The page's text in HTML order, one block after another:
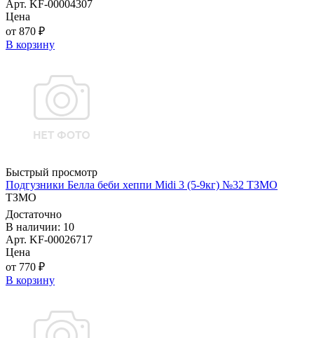
Арт. KF-00004307
Цена
от 870 ₽
В корзину
Быстрый просмотр
Подгузники Белла беби хеппи Midi 3 (5-9кг) №32 ТЗМО
ТЗМО
Достаточно
В наличии: 10
Арт. KF-00026717
Цена
от 770 ₽
В корзину